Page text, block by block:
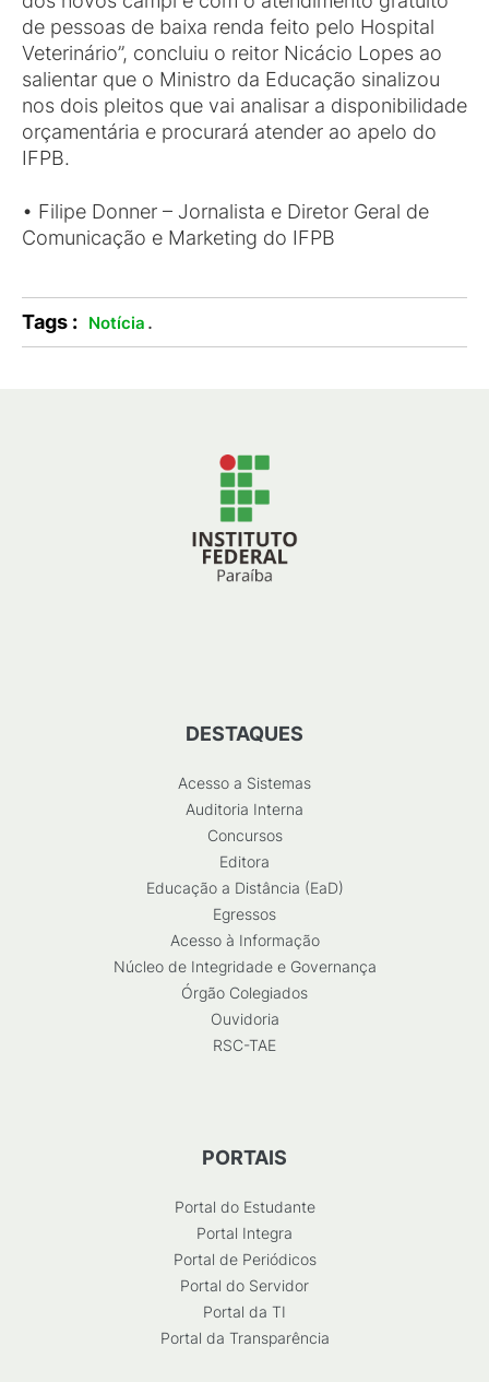
de pessoas de baixa renda feito pelo Hospital
Veterinário”, concluiu o reitor Nicácio Lopes ao
salientar que o Ministro da Educação sinalizou
nos dois pleitos que vai analisar a disponibilidade
orçamentária e procurará atender ao apelo do
IFPB.
• Filipe Donner – Jornalista e Diretor Geral de
Comunicação e Marketing do IFPB
Tags : Notícia .
DESTAQUES
Acesso a Sistemas
Auditoria Interna
Concursos
Editora
Educação a Distância (EaD)
Egressos
Acesso à Informação
Núcleo de Integridade e Governança
Órgão Colegiados
Ouvidoria
RSC-TAE
PORTAIS
Portal do Estudante
Portal Integra
Portal de Periódicos
Portal do Servidor
Portal da TI
Portal da Transparência